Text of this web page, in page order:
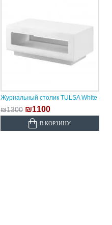
Журнальный столик TULSA White
₪1300 ₪1100
В КОРЗИНУ